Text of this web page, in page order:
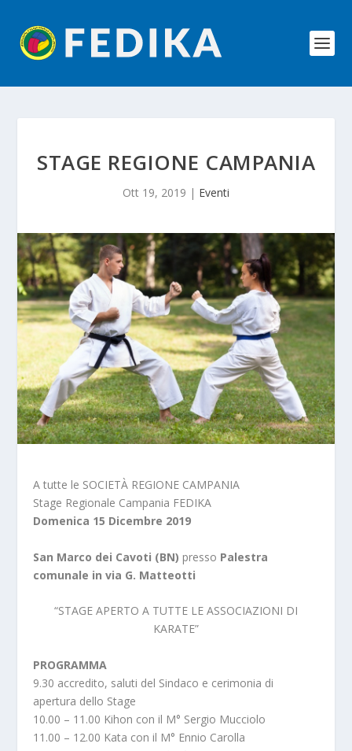
STAGE REGIONE CAMPANIA
Ott 19, 2019 | Eventi
A tutte le SOCIETÀ REGIONE CAMPANIA
Stage Regionale Campania FEDIKA
Domenica 15 Dicembre 2019
San Marco dei Cavoti (BN) presso Palestra
comunale in via G. Matteotti
“STAGE APERTO A TUTTE LE ASSOCIAZIONI DI
KARATE”
PROGRAMMA
9.30 accredito, saluti del Sindaco e cerimonia di
apertura dello Stage
10.00 – 11.00 Kihon con il M° Sergio Mucciolo
11.00 – 12.00 Kata con il M° Ennio Carolla